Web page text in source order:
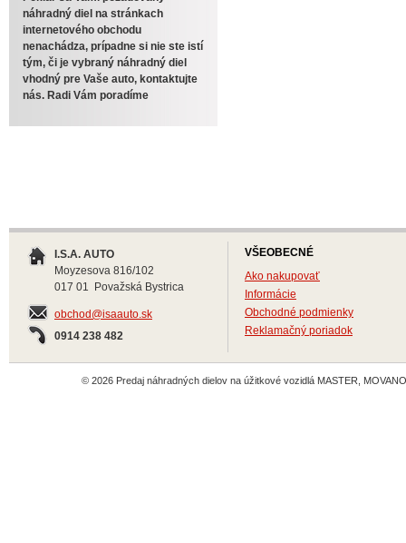
náhradný diel na stránkach
internetového obchodu
nenachádza, prípadne si nie ste istí
tým, či je vybraný náhradný diel
vhodný pre Vaše auto, kontaktujte
nás. Radi Vám poradíme
I.S.A. AUTO
Moyzesova 816/102
017 01 Považská Bystrica
obchod@isaauto.sk
0914 238 482
VŠEOBECNÉ
Ako nakupovať
Informácie
Obchodné podmienky
Reklamačný poriadok
© 2026 Predaj náhradných dielov na úžitkové vozidlá MASTER,